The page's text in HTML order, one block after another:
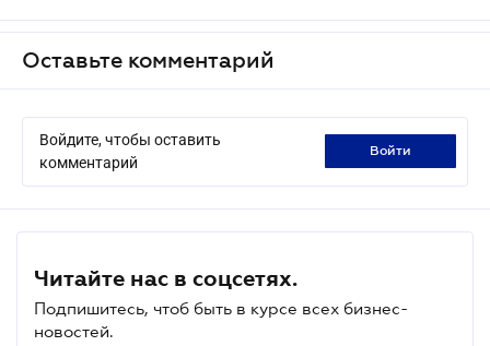
Оставьте комментарий
Войдите, чтобы оставить
комментарий
войти
Читайте нас в соцсетях.
Подпишитесь, чтоб быть в курсе всех бизнес-
новостей.